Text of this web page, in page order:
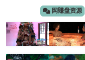
网赚盘资源